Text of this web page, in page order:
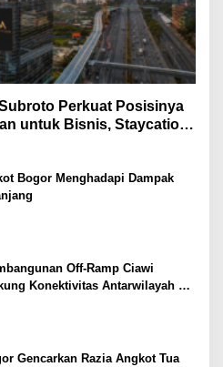
Perkuat Posisinya
untuk Bisnis, Staycation,
Selatan
Bogor Menghadapi Dampak
Off-Ramp Ciawi
Konektivitas Antarwilayah di
Gencarkan Razia Angkot Tua